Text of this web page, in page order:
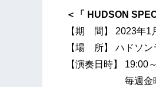
＜「 HUDSON
【期 間】 2023年1
【場 所】 ハドソ
【演奏日時】 19:00
毎週金曜日 DJ